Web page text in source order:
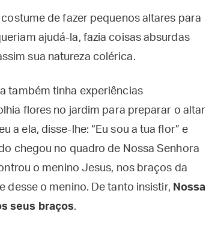
de fazer pequenos altares para
ajudá-la, fazia coisas absurdas
sua natureza colérica.
também tinha experiências
flores no jardim para preparar o altar
a ela, disse-lhe: “Eu sou a tua flor” e
chegou no quadro de Nossa Senhora
o menino Jesus, nos braços da
desse o menino. De tanto insistir, Nossa
seus braços.